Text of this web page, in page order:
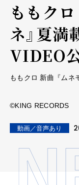
ももク
ネ』夏
VIDEO公
ももクロ 新曲『ムネ
©KING RECORDS
動画／音声あり